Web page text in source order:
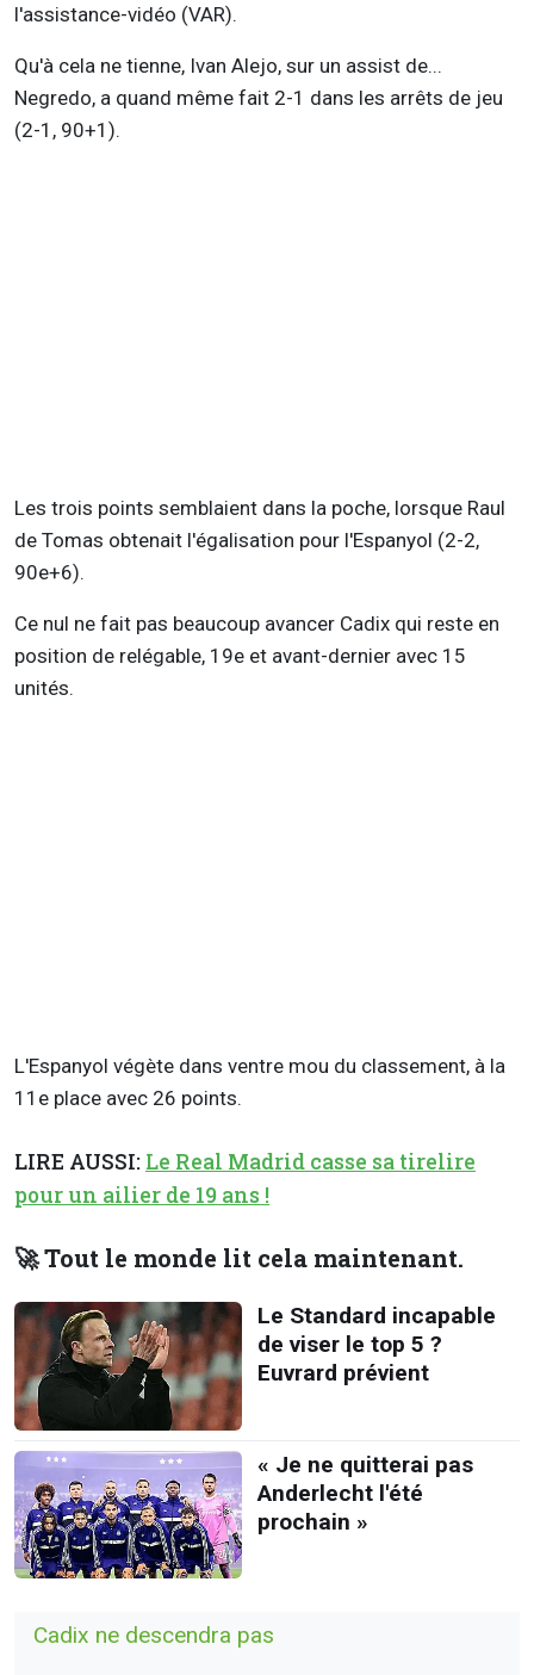
l'assistance-vidéo (VAR).
Qu'à cela ne tienne, Ivan Alejo, sur un assist de...
Negredo, a quand même fait 2-1 dans les arrêts de jeu
(2-1, 90+1).
Les trois points semblaient dans la poche, lorsque Raul
de Tomas obtenait l'égalisation pour l'Espanyol (2-2,
90e+6).
Ce nul ne fait pas beaucoup avancer Cadix qui reste en
position de relégable, 19e et avant-dernier avec 15
unités.
L'Espanyol végète dans ventre mou du classement, à la
11e place avec 26 points.
LIRE AUSSI: Le Real Madrid casse sa tirelire
pour un ailier de 19 ans !
🚀 Tout le monde lit cela maintenant.
Le Standard incapable
de viser le top 5 ?
Euvrard prévient
« Je ne quitterai pas
Anderlecht l'été
prochain »
Cadix ne descendra pas